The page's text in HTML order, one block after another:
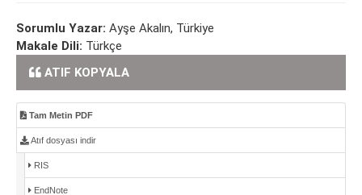
Sorumlu Yazar: Ayşe Akalın, Türkiye
Makale Dili: Türkçe
ATIF KOPYALA
Tam Metin PDF
Atıf dosyası indir
RIS
EndNote